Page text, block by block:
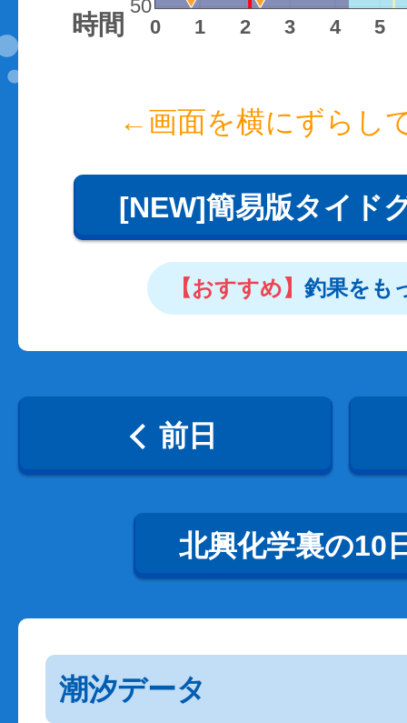
0 1 2 3 4 5
時間
50
←画面を横にずらし
[NEW]簡易版タイド
【おすすめ】 釣果をも
前日
北興化学裏の10
潮汐データ